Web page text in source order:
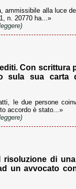
ammissibile alla luce
n. 20770 ha...»
Con scrittura
sula sua carta
le due persone
accordo è stato...»
di
un avvocato